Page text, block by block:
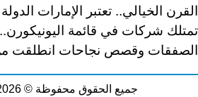
القرن الخيالي.. تعتبر الإمارات
تمتلك شركات في قائمة اليونيكورن..
الصفقات وقصص نجاحات انطلقت
جميع الحقوق محفوظة © 2026 دبي للإعلام